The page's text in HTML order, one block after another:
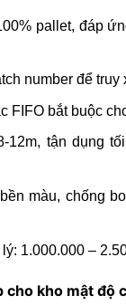
pallet, đáp
number để truy
FIFO bắt buộc
12m, tận dụng
màu, chống
1.000.000 –
cho kho mật độ